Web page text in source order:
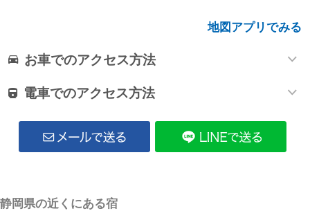
地図アプリでみる
お車でのアクセス方法
電車でのアクセス方法
静岡県の近くにある宿